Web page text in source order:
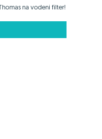
na vodeni filter!